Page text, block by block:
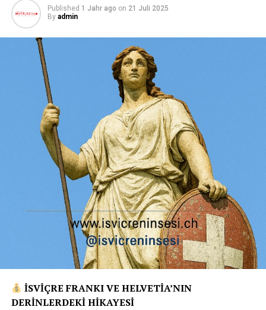
Published 1 Jahr ago on 21 Juli 2025
By admin
İSVİÇRE FRANKI VE HELVETİA’NIN
DERİNLERDEKİ HİKAYESİ